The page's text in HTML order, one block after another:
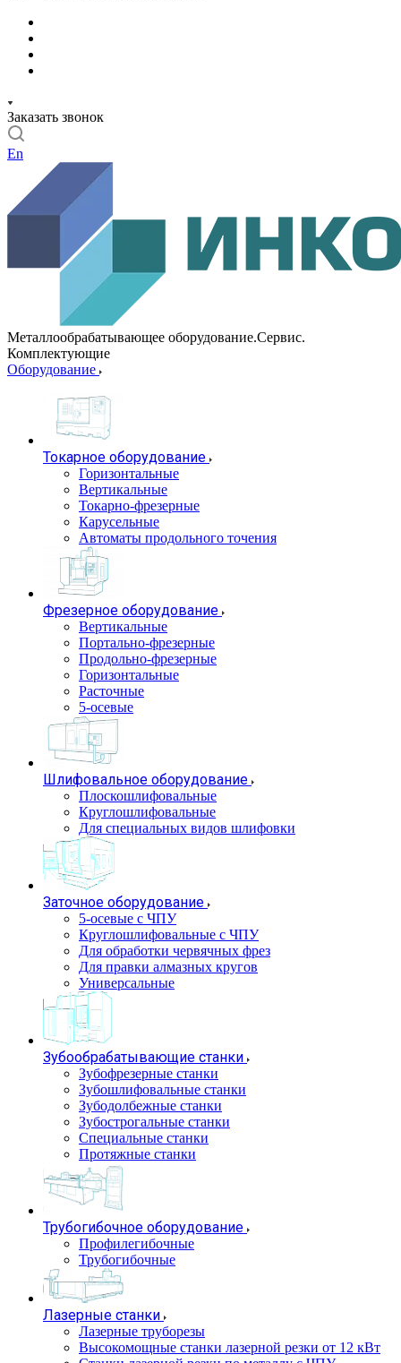
Заказать звонок
En
Металлообрабатывающее оборудование.Сервис.
Комплектующие
Оборудование
Токарное оборудование
Горизонтальные
Вертикальные
Токарно-фрезерные
Карусельные
Автоматы продольного точения
Фрезерное оборудование
Вертикальные
Портально-фрезерные
Продольно-фрезерные
Горизонтальные
Расточные
5-осевые
Шлифовальное оборудование
Плоскошлифовальные
Круглошлифовальные
Для специальных видов шлифовки
Заточное оборудование
5-осевые с ЧПУ
Круглошлифовальные с ЧПУ
Для обработки червячных фрез
Для правки алмазных кругов
Универсальные
Зубообрабатывающие станки
Зубофрезерные станки
Зубошлифовальные станки
Зубодолбежные станки
Зубострогальные станки
Специальные станки
Протяжные станки
Трубогибочное оборудование
Профилегибочные
Трубогибочные
Лазерные станки
Лазерные труборезы
Высокомощные станки лазерной резки от 12 кВт